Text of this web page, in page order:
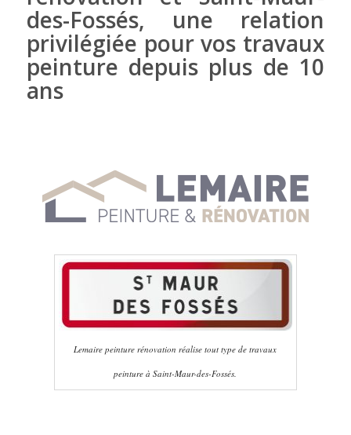
des-Fossés, une relation
privilégiée pour vos travaux
peinture depuis plus de 10
ans
Lemaire peinture rénovation réalise tout type de travaux
peinture à Saint-Maur-des-Fossés.